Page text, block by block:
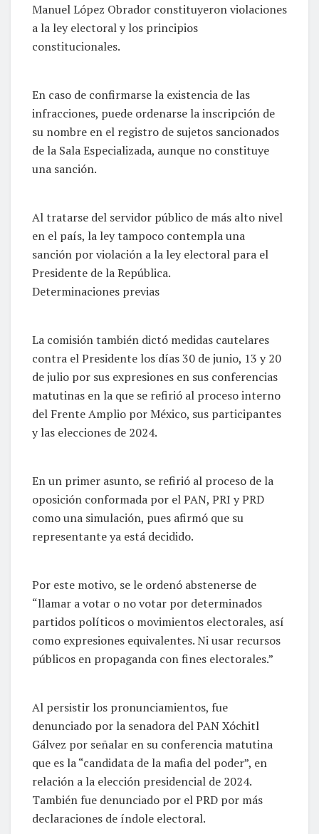
Manuel López Obrador constituyeron violaciones
a la ley electoral y los principios
constitucionales.
En caso de confirmarse la existencia de las
infracciones, puede ordenarse la inscripción de
su nombre en el registro de sujetos sancionados
de la Sala Especializada, aunque no constituye
una sanción.
Al tratarse del servidor público de más alto nivel
en el país, la ley tampoco contempla una
sanción por violación a la ley electoral para el
Presidente de la República.
Determinaciones previas
La comisión también dictó medidas cautelares
contra el Presidente los días 30 de junio, 13 y 20
de julio por sus expresiones en sus conferencias
matutinas en la que se refirió al proceso interno
del Frente Amplio por México, sus participantes
y las elecciones de 2024.
En un primer asunto, se refirió al proceso de la
oposición conformada por el PAN, PRI y PRD
como una simulación, pues afirmó que su
representante ya está decidido.
Por este motivo, se le ordenó abstenerse de
“llamar a votar o no votar por determinados
partidos políticos o movimientos electorales, así
como expresiones equivalentes. Ni usar recursos
públicos en propaganda con fines electorales.”
Al persistir los pronunciamientos, fue
denunciado por la senadora del PAN Xóchitl
Gálvez por señalar en su conferencia matutina
que es la “candidata de la mafia del poder”, en
relación a la elección presidencial de 2024.
También fue denunciado por el PRD por más
declaraciones de índole electoral.